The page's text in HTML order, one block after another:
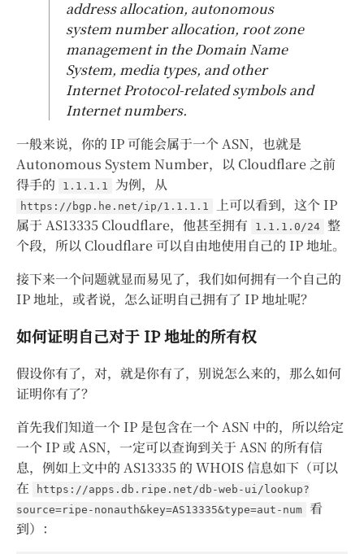
address allocation, autonomous
system number allocation, root zone
management in the Domain Name
System, media types, and other
Internet Protocol-related symbols and
Internet numbers.
一般来说，你的 IP 可能会属于一个 ASN，也就是
Autonomous System Number，以 Cloudflare 之前
得手的
1.1.1.1 为例，从
https://bgp.he.net/ip/1.1.1.1
上可以看到，这个 IP
属于 AS13335 Cloudflare，他甚至拥有
1.1.1.0/24
整
个段，所以 Cloudflare 可以自由地使用自己的 IP 地址。
接下来一个问题就显而易见了，我们如何拥有一个自己的
IP 地址，或者说，怎么证明自己拥有了 IP 地址呢？
如何证明自己对于 IP 地址的所有权
假设你有了，对，就是你有了，别说怎么来的，那么如何
证明你有了？
首先我们知道一个 IP 是包含在一个 ASN 中的，所以给定
一个 IP 或 ASN，一定可以查询到关于 ASN 的所有信
息，例如上文中的 AS13335 的 WHOIS 信息如下（可以
在
https://apps.db.ripe.net/db-web-ui/lookup?
source=ripe-nonauth&key=AS13335&type=aut-num
看
到）：